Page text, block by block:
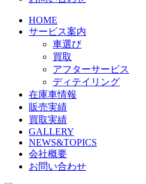
HOME
サービス案内
車選び
買取
アフターサービス
ディテイリング
在庫車情報
販売実績
買取実績
GALLERY
NEWS&TOPICS
会社概要
お問い合わせ